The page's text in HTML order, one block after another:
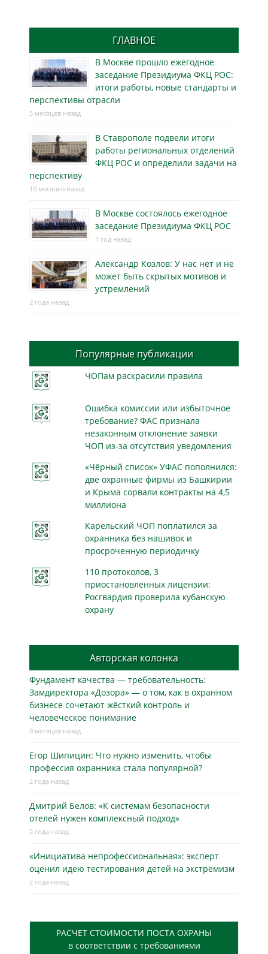
ГЛАВНОЕ
В Москве прошло ежегодное
заседание Президиума ФКЦ РОС:
итоги работы, новые стандарты и
перспективы отрасли
5 месяцев назад
В Ставрополе подвели итоги
работы региональных отделений
ФКЦ РОС и определили задачи на
перспективу
10 месяцев назад
В Москве состоялось ежегодное
заседание Президиума ФКЦ РОС
1 год назад
Александр Козлов: У нас нет и не
может быть скрытых мотивов и
устремлений
2 года назад
Популярные публикации
ЧОПам раскрасили правила
Ошибка комиссии или избыточное
требование? ФАС признала
незаконным отклонение заявки
ЧОП из-за отсутствия уведомления
«Чёрный список» УФАС пополнился:
две охранные фирмы из Башкирии
и Крыма сорвали контракты на 4,5
миллиона
Карельский ЧОП поплатился за
охранника без нашивок и
просроченную периодичку
110 протоколов, 3
приостановленных лицензии:
Росгвардия проверила кубанскую
охрану
Авторская колонка
Фундамент качества — требовательность:
Замдиректора «Дозора» — о том, как в охранном
бизнесe сочетают жёсткий контроль и
человеческое понимание
9 месяцев назад
Егор Шипицин: Что нужно изменить, чтобы
профессия охранника стала популярной?
2 года назад
Дмитрий Белов: «К системам безопасности
отелей нужен комплексный подход»
2 года назад
«Инициатива непрофессиональная»: эксперт
оценил идею тестирования детей на экстремизм
2 года назад
РАСЧЕТ СТОИМОСТИ ПОСТА ОХРАНЫ
в соответствии с требованиями